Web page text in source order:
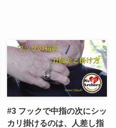
#3 フックで中指の次にシッ
カリ掛けるのは、人差し指